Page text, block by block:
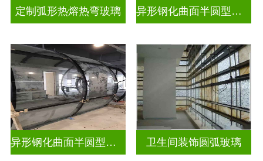
定制弧形热熔热弯玻璃 异形钢化曲面半圆型曲面玻璃
异形钢化曲面半圆型曲面玻璃 卫生间装饰圆弧玻璃